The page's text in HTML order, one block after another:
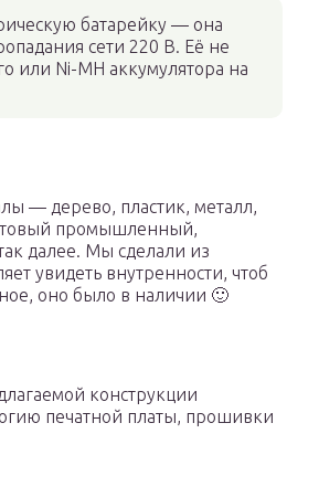
батарейку — она
сети 220 В. Её не
или Ni-MH аккумулятора на
— дерево, пластик, металл,
промышленный,
далее. Мы сделали из
увидеть внутренности, чтоб
оно было в наличии 🙂
конструкции
печатной платы, прошивки